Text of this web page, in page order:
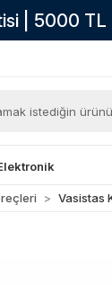
| 5000
Vasistas